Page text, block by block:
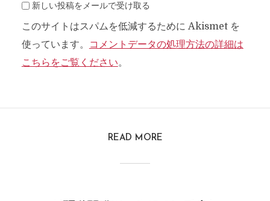
新しい投稿をメールで受け取る
このサイトはスパムを低減するために Akismet を
使っています。
コメントデータの処理方法の詳細は
こちらをご覧ください。
READ MORE